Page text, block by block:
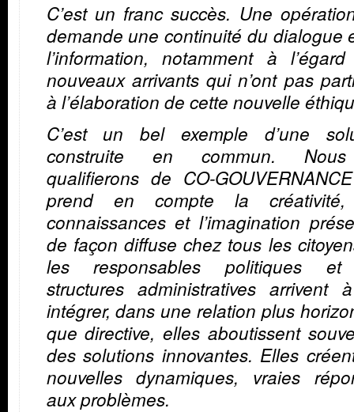
C’est un franc succès. Une
demande une continuité du dialogue
l’information, notamment à
nouveaux arrivants qui n’ont pas
à l’élaboration de cette nouvelle
C’est un bel exemple d’une
construite en commun.
qualifierons de CO-
prend en compte la
connaissances et l’imagination
de façon diffuse chez tous les
les responsables politiques
structures administratives arrivent
intégrer, dans une relation plus
que directive, elles aboutissent
des solutions innovantes. Elles
nouvelles dynamiques, vraies
aux problèmes.